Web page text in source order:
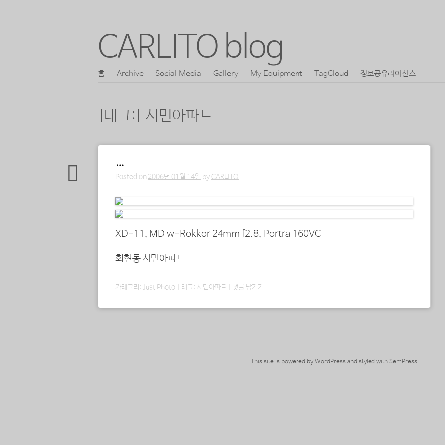
CARLITO blog
콘
로
홈 Archive Social Media Gallery My Equipment TagCloud 정보공유라이선스
[태그:] 시민아파트
포스트 내비게이션
…
Posted on 2006년 01월 14일 by CARLITO
XD-11, MD w-Rokkor 24mm f2.8, Portra 160VC
회현동 시민아파트
카테고리: Just Photo 태그: 시민아파트 댓글 남기기
This site is powered by WordPress and styled with SemPress